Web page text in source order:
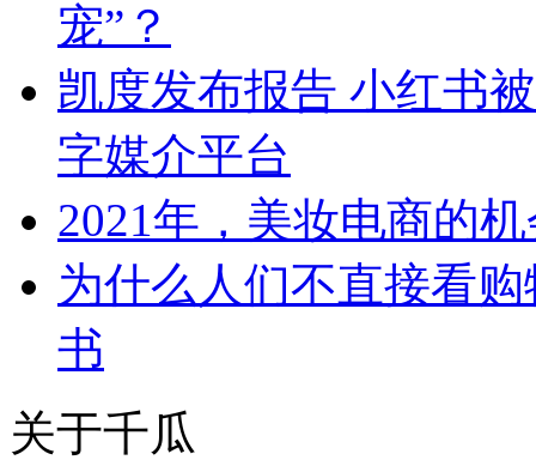
宠”？
凯度发布报告 小红书
字媒介平台
2021年，美妆电商的
为什么人们不直接看
书
关于千瓜